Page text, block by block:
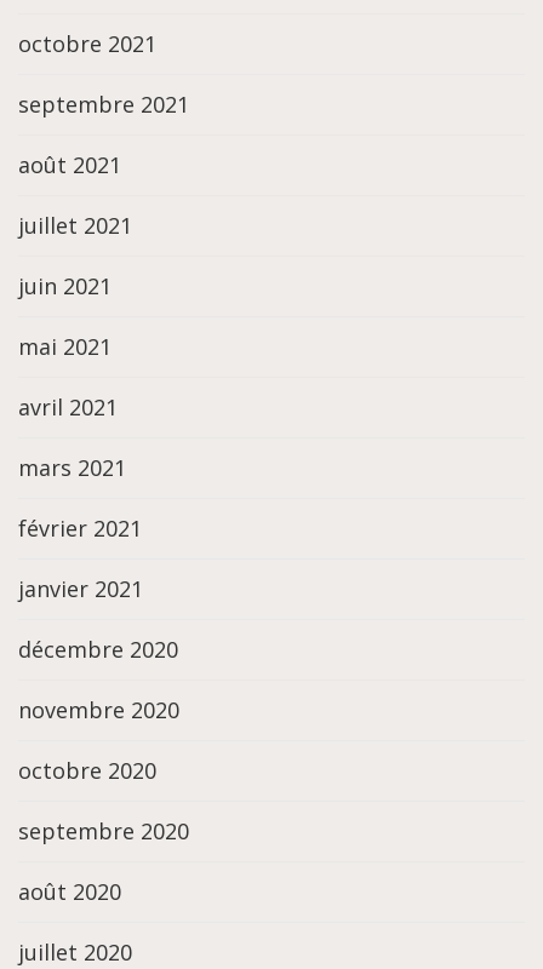
octobre 2021
septembre 2021
août 2021
juillet 2021
juin 2021
mai 2021
avril 2021
mars 2021
février 2021
janvier 2021
décembre 2020
novembre 2020
octobre 2020
septembre 2020
août 2020
juillet 2020